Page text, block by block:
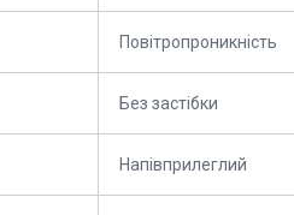
Повітропроникність
Без застібки
Напівприлеглий